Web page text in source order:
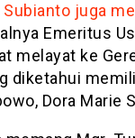
juga
Emeritus
melayat ke
diketahui
Dora Marie